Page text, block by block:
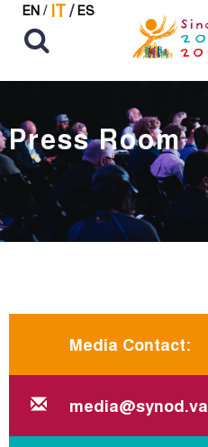
EN / IT/ ES
Press Room
Media Contact:
media@synod.va